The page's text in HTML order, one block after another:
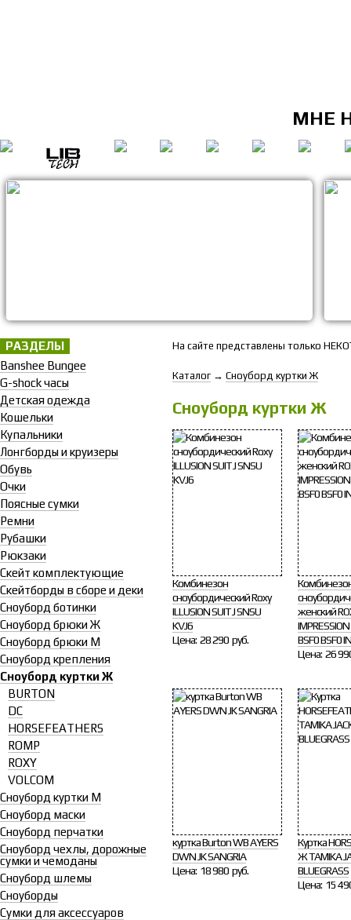
МНЕ
На сайте представлены только
Каталог → Сноуборд куртки Ж
Сноуборд куртки Ж
Комбинезон
сноубордический Roxy
ILLUSION SUIT J SNSU
KVJ6
Цена: 28 290 руб.
женский
BSF0 BSF0
Цена: 26
куртка Burton WB AYERS
DWN JK SANGRIA
Цена: 18 980 руб.
Куртка
Ж TAMIKA
BLUEGRASS
Цена: 15
РАЗДЕЛЫ
Banshee Bungee
G-shock часы
Детская одежда
Кошельки
Купальники
Лонгборды и круизеры
Обувь
Очки
Поясные сумки
Ремни
Рубашки
Рюкзаки
Скейт комплектующие
Скейтборды в сборе и деки
Сноуборд ботинки
Сноуборд брюки Ж
Сноуборд брюки М
Сноуборд крепления
Сноуборд куртки Ж
BURTON
DC
HORSEFEATHERS
ROMP
ROXY
VOLCOM
Сноуборд куртки М
Сноуборд маски
Сноуборд перчатки
Сноуборд чехлы, дорожные
сумки и чемоданы
Сноуборд шлемы
Сноуборды
Сумки для аксессуаров